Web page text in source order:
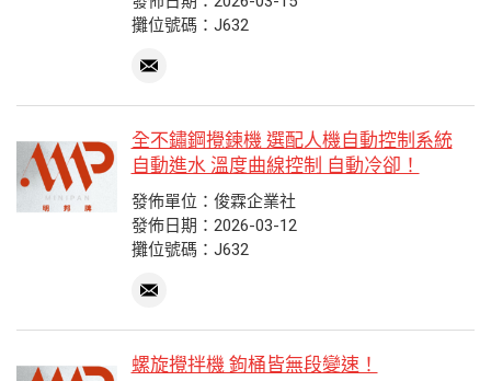
攤位號碼：J632
全不鏽鋼攪鍊機 選配人機自動控制系統
自動進水 溫度曲線控制 自動冷卻！
發佈單位：俊霖企業社
發佈日期：2026-03-12
攤位號碼：J632
螺旋攪拌機 鉤桶皆無段變速！